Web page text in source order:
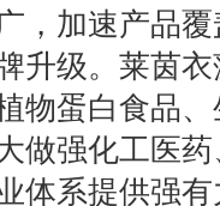
，加速产品
升级。莱茵
物蛋白食品
做强化工医
业体系提供